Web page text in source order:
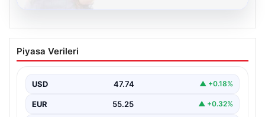
Kelebek.Org İle Sanal İletişimin Seviyeli
Adresi Ve Sohbet Deneyimi
iletişim kurması ciddi bir değer taşımaktadır. Halen
pek…
Piyasa Verileri
USD 47.74 ▲ +0.18%
EUR 55.25 ▲ +0.32%